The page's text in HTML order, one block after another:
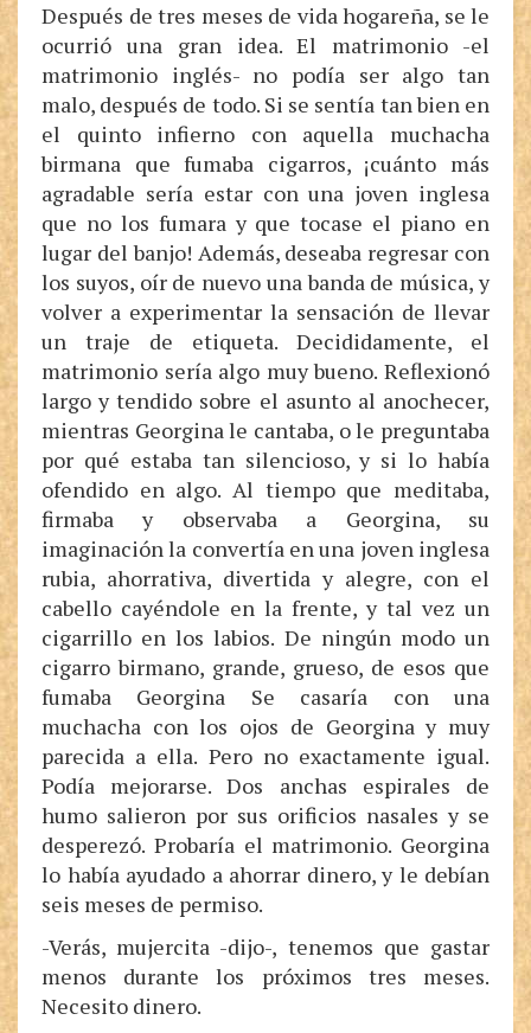
Después de tres meses de vida hogareña, se le
ocurrió una gran idea. El matrimonio -el
matrimonio inglés- no podía ser algo tan
malo, después de todo. Si se sentía tan bien en
el quinto infierno con aquella muchacha
birmana que fumaba cigarros, ¡cuánto más
agradable sería estar con una joven inglesa
que no los fumara y que tocase el piano en
lugar del banjo! Además, deseaba regresar con
los suyos, oír de nuevo una banda de música, y
volver a experimentar la sensación de llevar
un traje de etiqueta. Decididamente, el
matrimonio sería algo muy bueno. Reflexionó
largo y tendido sobre el asunto al anochecer,
mientras Georgina le cantaba, o le preguntaba
por qué estaba tan silencioso, y si lo había
ofendido en algo. Al tiempo que meditaba,
firmaba y observaba a Georgina, su
imaginación la convertía en una joven inglesa
rubia, ahorrativa, divertida y alegre, con el
cabello cayéndole en la frente, y tal vez un
cigarrillo en los labios. De ningún modo un
cigarro birmano, grande, grueso, de esos que
fumaba Georgina Se casaría con una
muchacha con los ojos de Georgina y muy
parecida a ella. Pero no exactamente igual.
Podía mejorarse. Dos anchas espirales de
humo salieron por sus orificios nasales y se
desperezó. Probaría el matrimonio. Georgina
lo había ayudado a ahorrar dinero, y le debían
seis meses de permiso.
-Verás, mujercita -dijo-, tenemos que gastar
menos durante los próximos tres meses.
Necesito dinero.